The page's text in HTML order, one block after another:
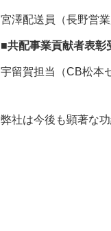
宮澤配送員（長野営
■共配事業貢献者表彰
宇留賀担当（CB松本
弊社は今後も顕著な